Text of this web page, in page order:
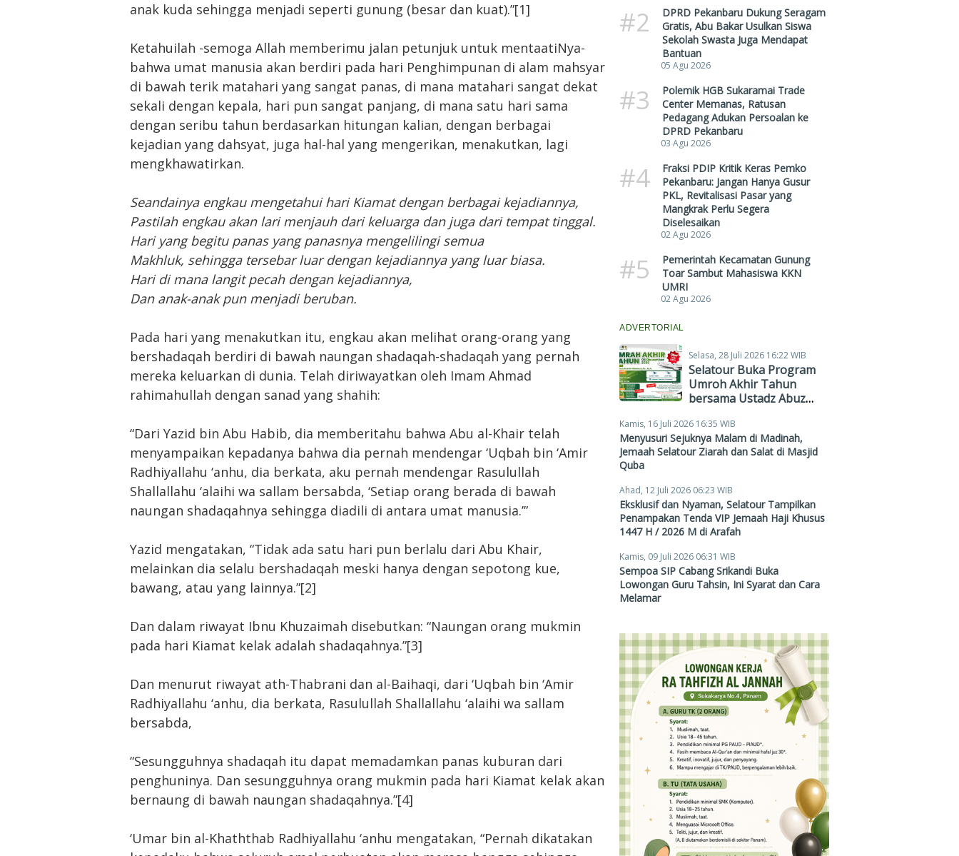
anak kuda sehingga menjadi seperti gunung (besar dan kuat).”[1]
Ketahuilah -semoga Allah memberimu jalan petunjuk untuk mentaatiNya-
bahwa umat manusia akan berdiri pada hari Penghimpunan di alam mahsyar
di bawah terik matahari yang sangat panas, di mana matahari sangat dekat
sekali dengan kepala, hari pun sangat panjang, di mana satu hari sama
dengan seribu tahun berdasarkan hitungan kalian, dengan berbagai
kejadian yang dahsyat, juga hal-hal yang mengerikan, menakutkan, lagi
mengkhawatirkan.
Seandainya engkau mengetahui hari Kiamat dengan berbagai kejadiannya,
Pastilah engkau akan lari menjauh dari keluarga dan juga dari tempat tinggal.
Hari yang begitu panas yang panasnya mengelilingi semua
Makhluk, sehingga tersebar luar dengan kejadiannya yang luar biasa.
Hari di mana langit pecah dengan kejadiannya,
Dan anak-anak pun menjadi beruban.
Pada hari yang menakutkan itu, engkau akan melihat orang-orang yang
bershadaqah berdiri di bawah naungan shadaqah-shadaqah yang pernah
mereka keluarkan di dunia. Telah diriwayatkan oleh Imam Ahmad
rahimahullah dengan sanad yang shahih:
“Dari Yazid bin Abu Habib, dia memberitahu bahwa Abu al-Khair telah
menyampaikan kepadanya bahwa dia pernah mendengar ‘Uqbah bin ‘Amir
Radhiyallahu ‘anhu, dia berkata, aku pernah mendengar Rasulullah
Shallallahu ‘alaihi wa sallam bersabda, ‘Setiap orang berada di bawah
naungan shadaqahnya sehingga diadili di antara umat manusia.’”
Yazid mengatakan, “Tidak ada satu hari pun berlalu dari Abu Khair,
melainkan dia selalu bershadaqah meski hanya dengan sepotong kue,
bawang, atau yang lainnya.”[2]
Dan dalam riwayat Ibnu Khuzaimah disebutkan: “Naungan orang mukmin
pada hari Kiamat kelak adalah shadaqahnya.”[3]
Dan menurut riwayat ath-Thabrani dan al-Baihaqi, dari ‘Uqbah bin ‘Amir
Radhiyallahu ‘anhu, dia berkata, Rasulullah Shallallahu ‘alaihi wa sallam
bersabda,
“Sesungguhnya shadaqah itu dapat memadamkan panas kuburan dari
penghuninya. Dan sesungguhnya orang mukmin pada hari Kiamat kelak akan
bernaung di bawah naungan shadaqahnya.”[4]
‘Umar bin al-Khaththab Radhiyallahu ‘anhu mengatakan, “Pernah dikatakan
#2
DPRD Pekanbaru Dukung Seragam
Gratis, Abu Bakar Usulkan Siswa
Sekolah Swasta Juga Mendapat
Bantuan
05 Agu 2026
#3
Polemik HGB Sukaramai Trade
Center Memanas, Ratusan
Pedagang Adukan Persoalan ke
DPRD Pekanbaru
03 Agu 2026
#4
Fraksi PDIP Kritik Keras Pemko
Pekanbaru: Jangan Hanya Gusur
PKL, Revitalisasi Pasar yang
Mangkrak Perlu Segera
Diselesaikan
02 Agu 2026
#5
Pemerintah Kecamatan Gunung
Toar Sambut Mahasiswa KKN
UMRI
02 Agu 2026
ADVERTORIAL
Selasa, 28 Juli 2026 16:22 WIB
Selatour Buka Program
Umroh Akhir Tahun
bersama Ustadz Abuz
Mulai Rp38,4 Juta
Kamis, 16 Juli 2026 16:35 WIB
Menyusuri Sejuknya Malam di Madinah,
Jemaah Selatour Ziarah dan Salat di Masjid
Quba
Ahad, 12 Juli 2026 06:23 WIB
Eksklusif dan Nyaman, Selatour Tampilkan
Penampakan Tenda VIP Jemaah Haji Khusus
1447 H / 2026 M di Arafah
Kamis, 09 Juli 2026 06:31 WIB
Sempoa SIP Cabang Srikandi Buka
Lowongan Guru Tahsin, Ini Syarat dan Cara
Melamar